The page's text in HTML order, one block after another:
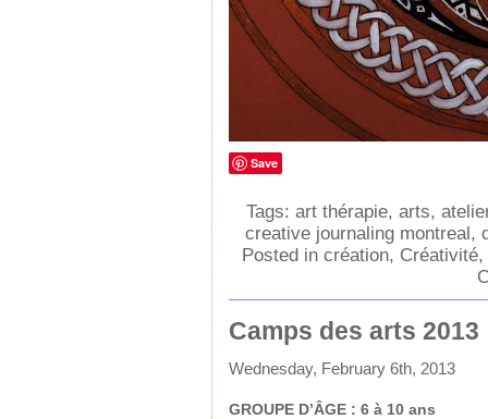
Save
Tags: art thérapie, arts,
creative journaling montreal,
Posted in création, Créativité,
Camps des arts 2013
Wednesday, February 6th, 2013
GROUPE D’ÂGE : 6 à 10 ans